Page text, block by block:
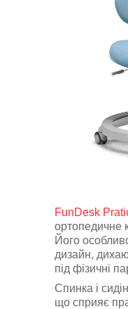
FunDesk
ортопедичне
Його
дизайн,
під фізичні
Спинка і
що сприяє